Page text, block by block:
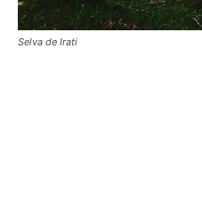
Selva de Irati